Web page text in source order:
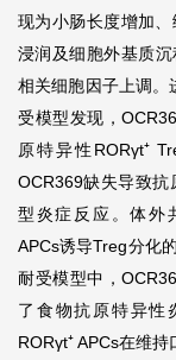
现为小肠长度增加
浸润及细胞外基质
相关细胞因子上调。
受模型发现，
原特异性RORγt⁺
OCR369缺失导致
型炎症反应。体外
APCs诱导Treg分化
耐受模型中，
了食物抗原特异性
RORγt⁺ APCs在维持